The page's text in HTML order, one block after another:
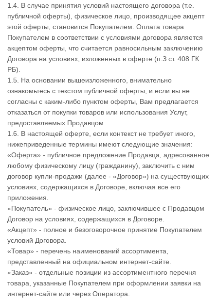
1.4. В случае принятия условий настоящего договора (т.е.
публичной оферты), физическое лицо, производящее акцепт
этой оферты, становится Покупателем. Оплата товара
Покупателем в соответствии с условиями договора является
акцептом оферты, что считается равносильным заключению
Договора на условиях, изложенных в оферте (п.З ст. 408 ГК
РБ).
1.5. На основании вышеизложенного, внимательно
ознакомьтесь с текстом публичной оферты, и если вы не
согласны с каким-либо пунктом оферты, Вам предлагается
отказаться от покупки товаров или использования Услуг,
предоставляемых Продавцом.
1.6. В настоящей оферте, если контекст не требует иного,
нижеприведенные термины имеют следующие значения:
«Оферта» - публичное предложение Продавца, адресованное
любому физическому лицу (гражданину), заключить с ним
договор купли-продажи (далее - «Договор») на существующих
условиях, содержащихся в Договоре, включая все его
приложения.
«Покупатель» - физическое лицо, заключившее с Продавцом
Договор на условиях, содержащихся в Договоре.
«Акцепт» - полное и безоговорочное принятие Покупателем
условий Договора.
«Товар» - перечень наименований ассортимента,
представленный на официальном интернет-сайте.
«Заказ» - отдельные позиции из ассортиментного перечня
товара, указанные Покупателем при оформлении заявки на
интернет-сайте или через Оператора.